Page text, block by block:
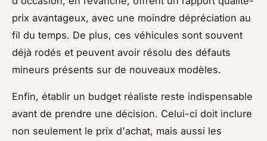
prix avantageux, avec une moindre dépréciation au
fil du temps. De plus, ces véhicules sont souvent
déjà rodés et peuvent avoir résolu des défauts
mineurs présents sur de nouveaux modèles.
Enfin, établir un budget réaliste reste indispensable
avant de prendre une décision. Celui-ci doit inclure
non seulement le prix d'achat, mais aussi les